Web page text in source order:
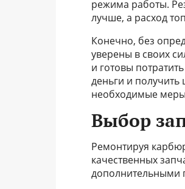
режима работы.
лучше, а расход
Конечно, без
уверены в своих
и готовы
деньги и
необходимые
Выбор
Ремонтируя
качественных
дополнительными